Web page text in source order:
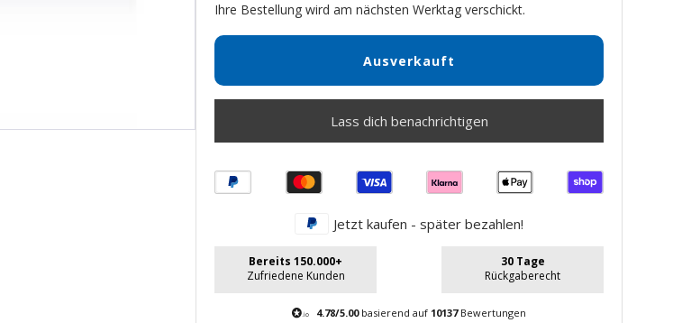
Ihre Bestellung wird am nächsten Werktag verschickt.
Ausverkauft
Lass dich benachrichtigen
Jetzt kaufen - später bezahlen!
Bereits 150.000+
Zufriedene Kunden
30 Tage
Rückgaberecht
4.78/5.00basierend auf 10137Bewertungen